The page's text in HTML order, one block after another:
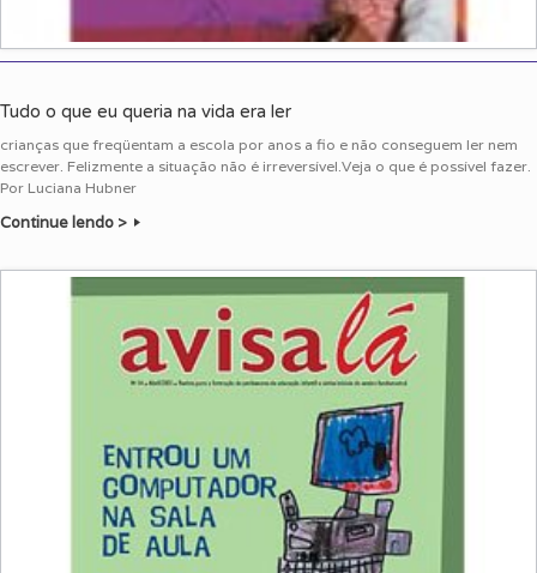
Tudo o que eu queria na vida era ler
crianças que freqüentam a escola por anos a fio e não conseguem ler nem
escrever. Felizmente a situação não é irreversível.Veja o que é possível fazer.
Por Luciana Hubner
Continue lendo >